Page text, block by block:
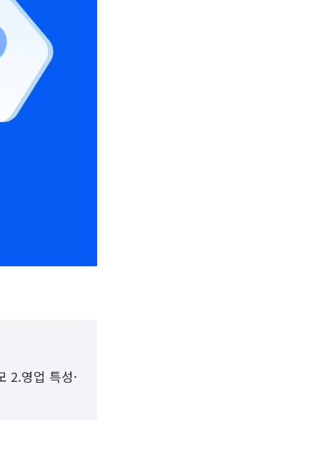
2.영업 특성·